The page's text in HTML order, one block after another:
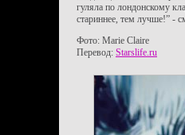
гуляла по лондонскому
стариннее, тем лучше!” -
Фото: Marie Claire
Перевод: Starslife.ru